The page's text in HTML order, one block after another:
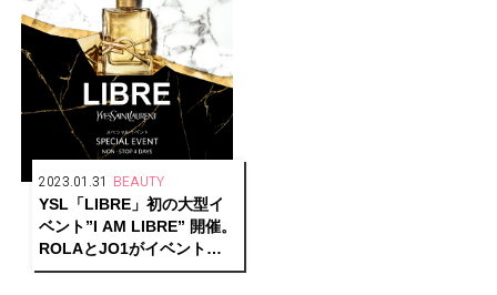
2023.01.31 BEAUTY
YSL「LIBRE」初の大型イ
ベント”I AM LIBRE” 開催。
ROLAとJO1がイベントナ
ビゲーターに決定！